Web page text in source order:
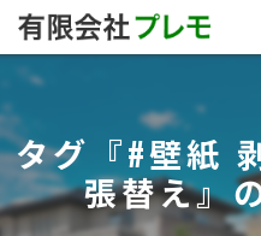
タグ『#壁紙
張替え』